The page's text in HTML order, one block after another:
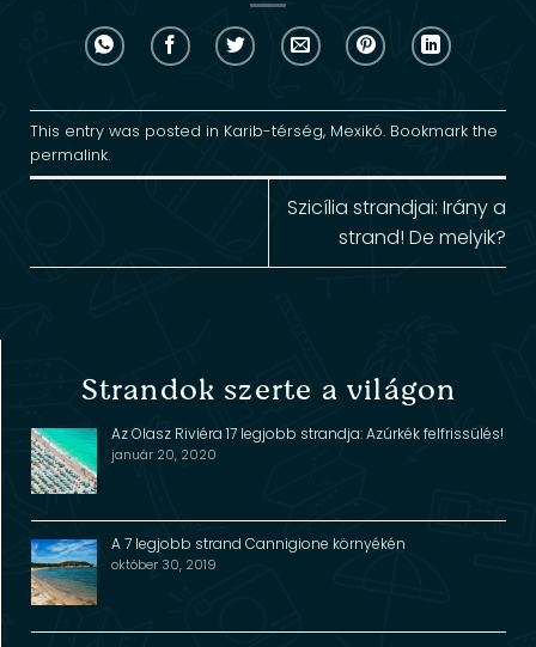
This entry was posted in Karib-térség, Mexikó. Bookmark the
permalink.
Szicília strandjai: Irány a
strand! De melyik?
Strandok szerte a világon
Az Olasz Riviéra 17 legjobb strandja: Azúrkék felfrissülés!
január 20, 2020
A 7 legjobb strand Cannigione környékén
október 30, 2019